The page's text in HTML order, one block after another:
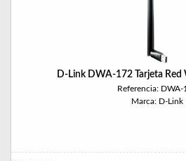
D-Link DWA-172 Tarjeta Red
Referencia: DWA-
Marca: D-Link